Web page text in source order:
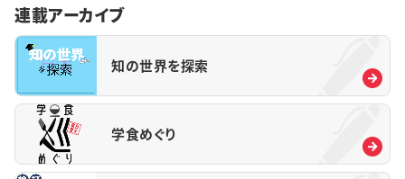
連載アーカイブ
知の世界を探索
学食めぐり